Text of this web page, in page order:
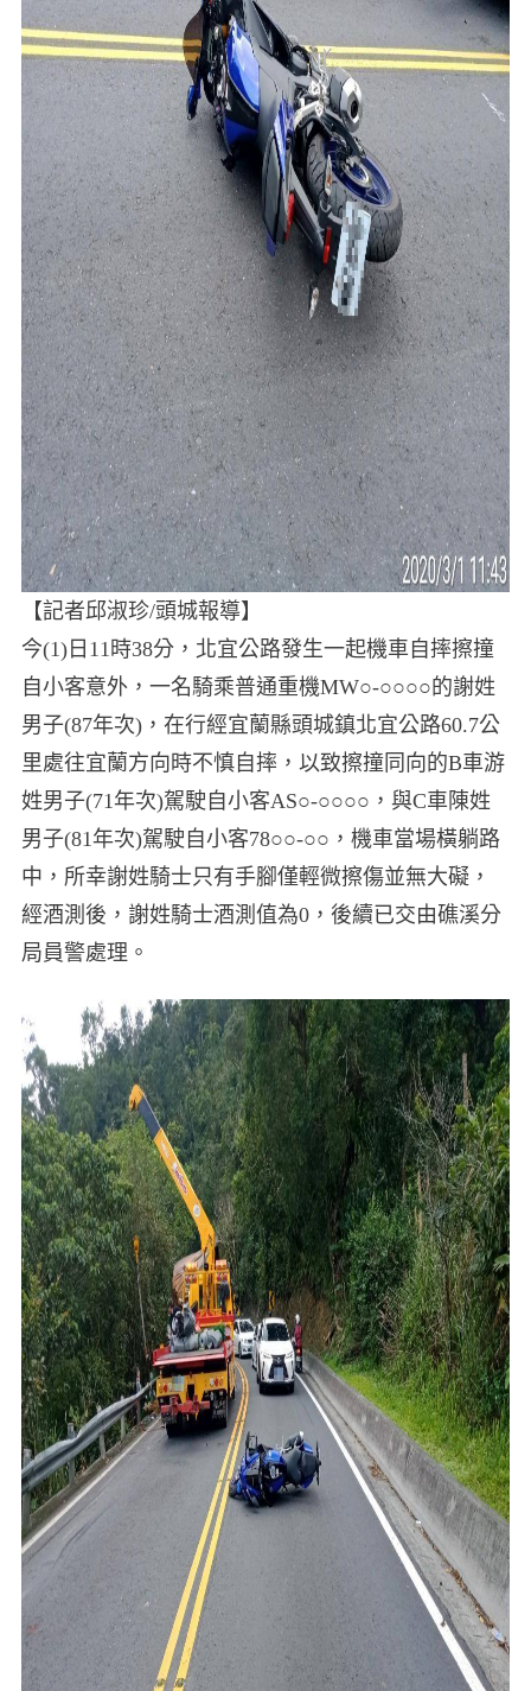
【記者邱淑珍/頭城報導】
今(1)日11時38分，北宜公路發生一起機車自摔擦撞
自小客意外，一名騎乘普通重機MW○-○○○○的謝姓
男子(87年次)，在行經宜蘭縣頭城鎮北宜公路60.7公
里處往宜蘭方向時不慎自摔，以致擦撞同向的B車游
姓男子(71年次)駕駛自小客AS○-○○○○，與C車陳姓
男子(81年次)駕駛自小客78○○-○○，機車當場橫躺路
中，所幸謝姓騎士只有手腳僅輕微擦傷並無大礙，
經酒測後，謝姓騎士酒測值為0，後續已交由礁溪分
局員警處理。